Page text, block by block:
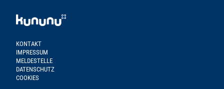
KONTAKT
IMPRESSUM
MELDESTELLE
DATENSCHUTZ
COOKIES